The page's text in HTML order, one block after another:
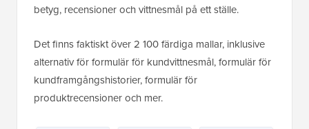
betyg, recensioner och vittnesmål på ett ställe.
Det finns faktiskt över 2 100 färdiga mallar, inklusive
alternativ för formulär för kundvittnesmål, formulär för
kundframgångshistorier, formulär för
produktrecensioner och mer.